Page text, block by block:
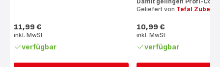
Preis
11,99 €
inkl. MwSt
verfügbar
5
(Durchschnitt)
Geliefert von Tefal
Preis
10,99 €
inkl. MwSt
verfügbar